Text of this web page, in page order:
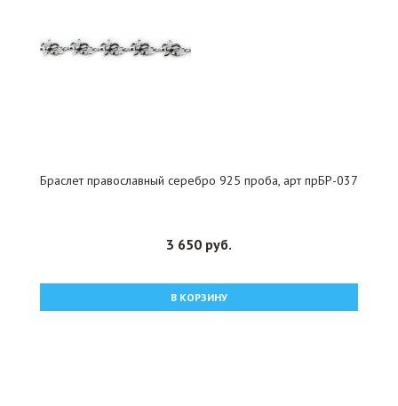
Браслет православный серебро 925 проба, арт прБР-037
3 650 руб.
В КОРЗИНУ